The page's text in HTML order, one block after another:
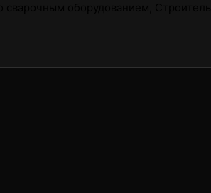
оборудованием,